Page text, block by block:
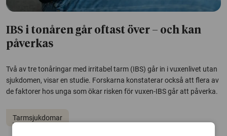
IBS i tonåren går oftast över – och kan
påverkas
Två av tre tonåringar med irritabel tarm (IBS) går in i vuxenlivet utan
sjukdomen, visar en studie. Forskarna konstaterar också att flera av
de faktorer hos unga som ökar risken för vuxen-IBS går att påverka.
Tarmsjukdomar